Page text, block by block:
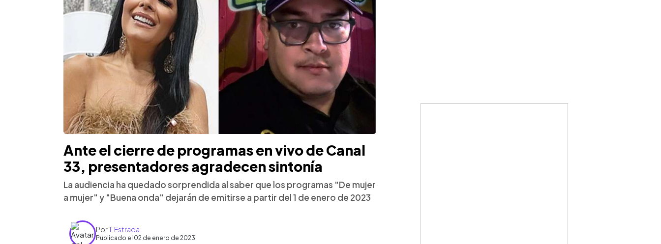
Ante el cierre de programas en vivo de Canal
33, presentadores agradecen sintonía
La audiencia ha quedado sorprendida al saber que los programas "De mujer
a mujer" y "Buena onda" dejarán de emitirse a partir del 1 de enero de 2023
PorT. Estrada
Publicado el 02 de enero de 2023